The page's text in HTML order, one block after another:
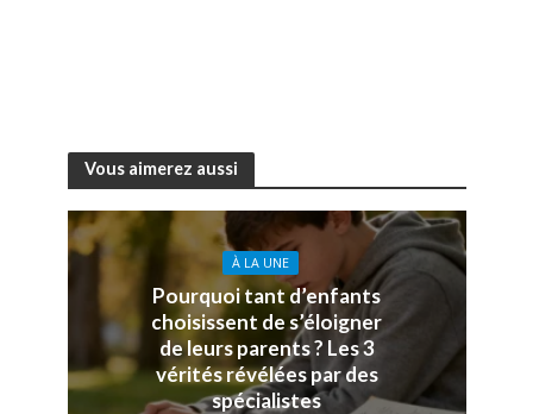
Vous aimerez aussi
À LA UNE
Pourquoi tant d’enfants
choisissent de s’éloigner
de leurs parents ? Les 3
vérités révélées par des
spécialistes